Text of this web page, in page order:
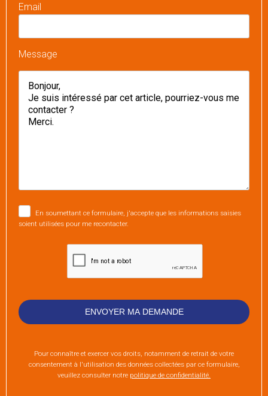
Email
Message
En soumettant ce formulaire, j'accepte que les informations saisies
soient utilisées pour me recontacter.
Pour connaître et exercer vos droits, notamment de retrait de votre
consentement à l'utilisation des données collectées par ce formulaire,
veuillez consulter notre politique de confidentialité.